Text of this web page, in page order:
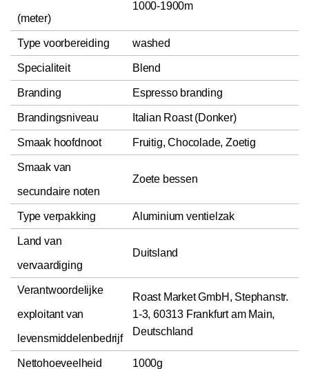
(meter)
1000-1900m
Type voorbereiding washed
Specialiteit Blend
Branding Espresso branding
Brandingsniveau Italian Roast (Donker)
Smaak hoofdnoot Fruitig, Chocolade, Zoetig
Smaak van
secundaire noten
Zoete bessen
Type verpakking Aluminium ventielzak
Land van
vervaardiging
Duitsland
Verantwoordelijke
exploitant van
levensmiddelenbedrijf
Roast Market GmbH, Stephanstr.
1-3, 60313 Frankfurt am Main,
Deutschland
Nettohoeveelheid 1000g